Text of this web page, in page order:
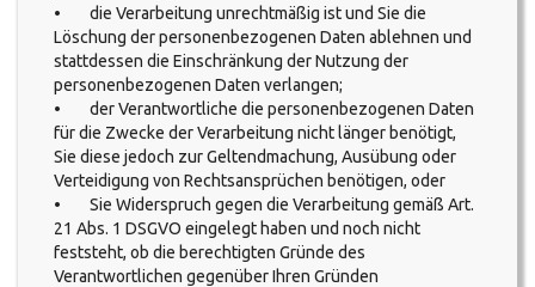
• die Verarbeitung unrechtmäßig ist und Sie die
Löschung der personenbezogenen Daten ablehnen und
stattdessen die Einschränkung der Nutzung der
personenbezogenen Daten verlangen;
• der Verantwortliche die personenbezogenen Daten
für die Zwecke der Verarbeitung nicht länger benötigt,
Sie diese jedoch zur Geltendmachung, Ausübung oder
Verteidigung von Rechtsansprüchen benötigen, oder
• Sie Widerspruch gegen die Verarbeitung gemäß Art.
21 Abs. 1 DSGVO eingelegt haben und noch nicht
feststeht, ob die berechtigten Gründe des
Verantwortlichen gegenüber Ihren Gründen